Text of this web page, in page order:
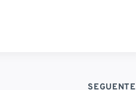
SEGUENTE